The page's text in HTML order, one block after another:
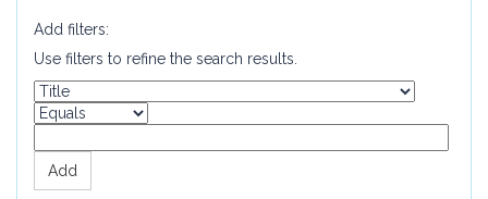
Add filters:
Use filters to refine the search results.